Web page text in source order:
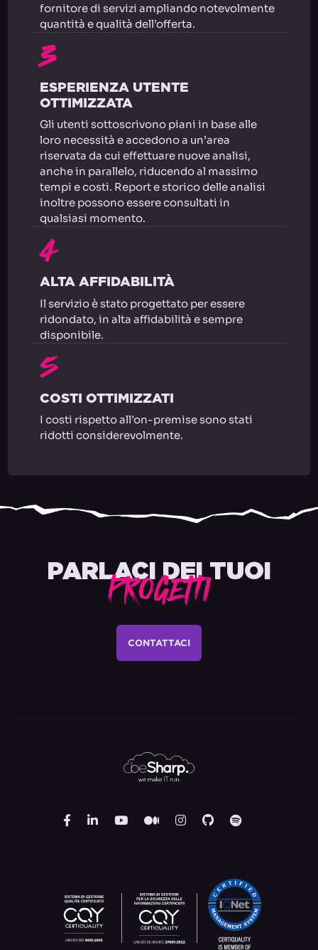
fornitore di servizi ampliando notevolmente
quantità e qualità dell’offerta.
3
ESPERIENZA UTENTE
OTTIMIZZATA
Gli utenti sottoscrivono piani in base alle
loro necessità e accedono a un’area
riservata da cui effettuare nuove analisi,
anche in parallelo, riducendo al massimo
tempi e costi. Report e storico delle analisi
inoltre possono essere consultati in
qualsiasi momento.
4
ALTA AFFIDABILITÀ
Il servizio è stato progettato per essere
ridondato, in alta affidabilità e sempre
disponibile.
5
COSTI OTTIMIZZATI
I costi rispetto all’on-premise sono stati
ridotti considerevolmente.
PARLACI DEI TUOI
PROGETTI
CONTATTACI